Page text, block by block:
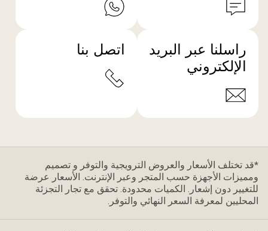
راسلنا عبر البريد
الإلكتروني
اتصل بنا
*قد تختلف الأسعار والعروض الترويجية والتوفر و تصميم
ومميزات الأجهزة حسب المتجر وعبر الإنترنت. الأسعار عرضة
للتغيير دون إشعار. الكميات محدودة. تحقق مع تجار التجزئة
المحليين لمعرفة السعر النهائي والتوفر.